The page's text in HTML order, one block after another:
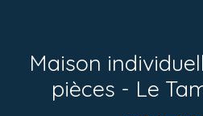
Maison
pièces - Le